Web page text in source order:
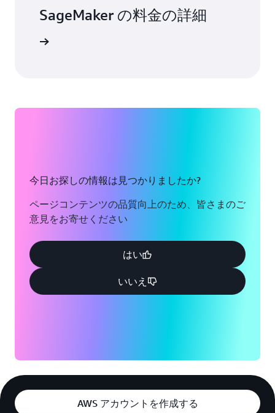
SageMaker の料金の詳細
今日お探しの情報は見つかりましたか?
ページコンテンツの品質向上のため、皆さまのご
意見をお寄せください
はい
いいえ
AWS アカウントを作成する